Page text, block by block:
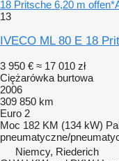
18 Pritsche 6,20 m
13
IVECO ML 80 E 18
3 950 € ≈ 17 010 zł
Ciężarówka burtowa
2006
309 850 km
Euro 2
Moc 182 KM (134 kW)
pneumatyczne/
Niemcy, Riederich